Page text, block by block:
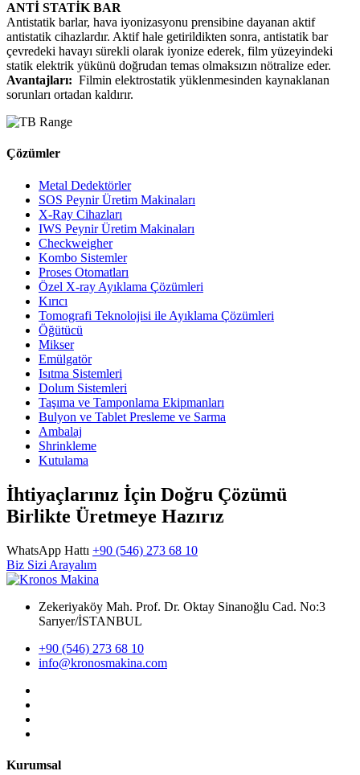
ANTİ STATİK BAR
Antistatik barlar, hava iyonizasyonu prensibine dayanan aktif
antistatik cihazlardır. Aktif hale getirildikten sonra, antistatik bar
çevredeki havayı sürekli olarak iyonize ederek, film yüzeyindeki
statik elektrik yükünü doğrudan temas olmaksızın nötralize eder.
Avantajları: Filmin elektrostatik yüklenmesinden kaynaklanan
sorunları ortadan kaldırır.
Çözümler
Metal Dedektörler
SOS Peynir Üretim Makinaları
X-Ray Cihazları
IWS Peynir Üretim Makinaları
Checkweigher
Kombo Sistemler
Proses Otomatları
Özel X-ray Ayıklama Çözümleri
Kırıcı
Tomografi Teknolojisi ile Ayıklama Çözümleri
Öğütücü
Mikser
Emülgatör
Isıtma Sistemleri
Dolum Sistemleri
Taşıma ve Tamponlama Ekipmanları
Bulyon ve Tablet Presleme ve Sarma
Ambalaj
Shrinkleme
Kutulama
İhtiyaçlarınız İçin Doğru Çözümü
Birlikte Üretmeye Hazırız
WhatsApp Hattı +90 (546) 273 68 10
Biz Sizi Arayalım
Zekeriyaköy Mah. Prof. Dr. Oktay Sinanoğlu Cad. No:3
Sarıyer/İSTANBUL
+90 (546) 273 68 10
info@kronosmakina.com
Kurumsal